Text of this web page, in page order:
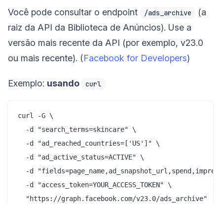
Você pode consultar o endpoint /ads_archive
(a
raiz da API da Biblioteca de Anúncios). Use a
versão mais recente da API (por exemplo, v23.0
ou mais recente). (Facebook for Developers)
Exemplo: usando curl
curl -G \
  -d "search_terms=skincare" \
  -d "ad_reached_countries=['US']" \
  -d "ad_active_status=ACTIVE" \
-d
  -d "access_token=YOUR_ACCESS_TOKEN" \